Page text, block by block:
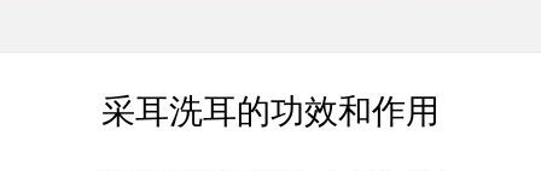
采耳洗耳的功效和作用